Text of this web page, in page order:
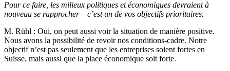
Pour ce faire, les milieux politiques et économiques devraient à
nouveau se rapprocher – c’est un de vos objectifs prioritaires.
M. Rühl : Oui, on peut aussi voir la situation de manière positive.
Nous avons la possibilité de revoir nos conditions-cadre. Notre
objectif n’est pas seulement que les entreprises soient fortes en
Suisse, mais aussi que la place économique soit forte.